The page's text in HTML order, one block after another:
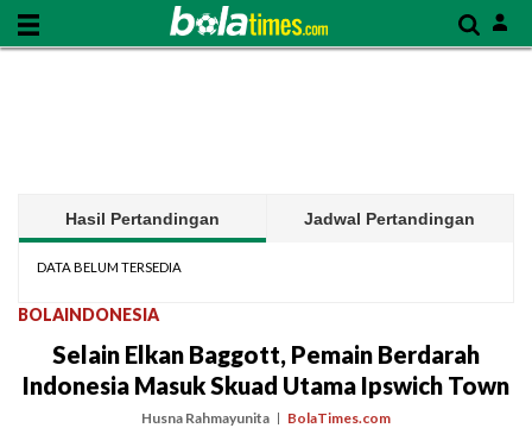
Hasil Pertandingan Jadwal Pertandingan
DATA BELUM TERSEDIA
BOLAINDONESIA
Selain Elkan Baggott, Pemain Berdarah
Indonesia Masuk Skuad Utama Ipswich Town
Husna Rahmayunita BolaTimes.com